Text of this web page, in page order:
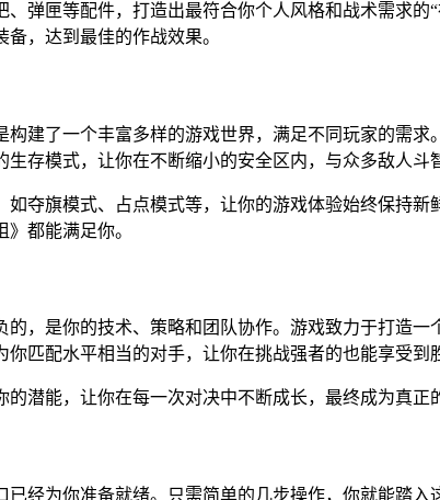
弹匣等配件，打造出最符合你个人风格和战术需求
，达到最佳的作战效果。
构建了一个丰富多样的游戏世界，满足不同玩家的需
存模式，让你在不断缩小的安全区内，与众多敌人斗
夺旗模式、占点模式等，让你的游戏体验始终保持
都能满足你。
，是你的技术、策略和团队协作。游戏致力于打造
匹配水平相当的对手，让你在挑战强者的也能享受到
潜能，让你在每一次对决中不断成长，最终成为真正
经为你准备就绪。只需简单的几步操作，你就能踏